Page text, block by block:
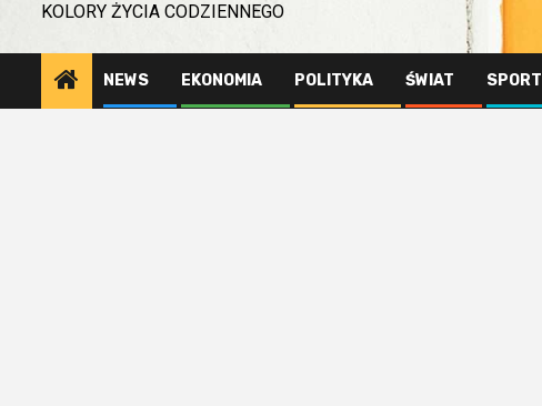
KOLORY ŻYCIA CODZIENNEGO
NEWS EKONOMIA POLITYKA ŚWIAT SPORT